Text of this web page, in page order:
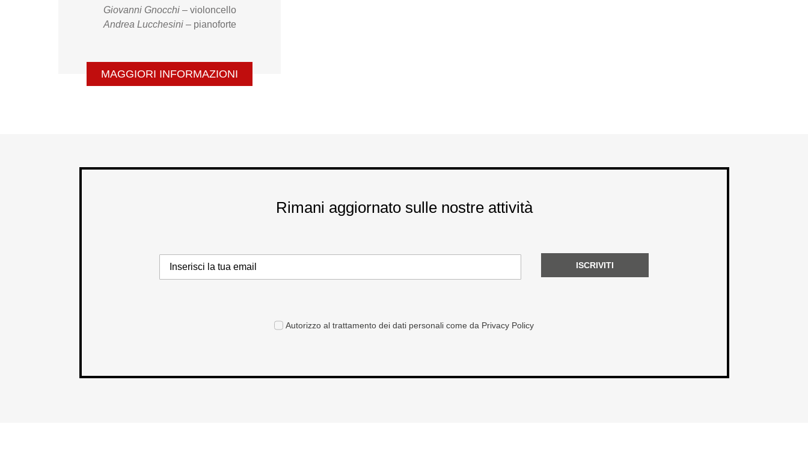
Giovanni Gnocchi – violoncello
Andrea Lucchesini – pianoforte
MAGGIORI INFORMAZIONI
Rimani aggiornato sulle nostre attività
ISCRIVITI
Autorizzo al trattamento dei dati personali come da Privacy Policy